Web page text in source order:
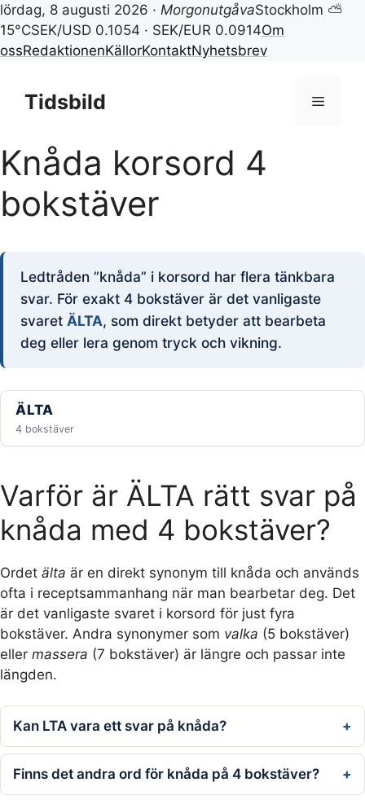
lördag, 8 augusti 2026 · MorgonutgåvaStockholm ⛅
15°CSEK/USD 0.1054 · SEK/EUR 0.0914Om
ossRedaktionenKällorKontaktNyhetsbrev
innehållTidsbild Meny
Knåda korsord 4
bokstäver
Ledtråden ”knåda” i korsord har flera tänkbara
svar. För exakt 4 bokstäver är det vanligaste
svaret ÄLTA, som direkt betyder att bearbeta
deg eller lera genom tryck och vikning.
ÄLTA
4 bokstäver
Varför är ÄLTA rätt svar på
knåda med 4 bokstäver?
Ordet älta är en direkt synonym till knåda och används
ofta i receptsammanhang när man bearbetar deg. Det
är det vanligaste svaret i korsord för just fyra
bokstäver. Andra synonymer som valka (5 bokstäver)
eller massera (7 bokstäver) är längre och passar inte
längden.
Kan LTA vara ett svar på knåda?
Finns det andra ord för knåda på 4 bokstäver?